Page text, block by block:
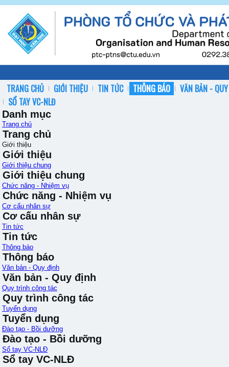
TRANG CHỦ GIỚI THIỆU TIN TỨC THÔNG BÁO
VĂN BẢN -
SỔ TAY VC-NLĐ
Danh mục
Trang chủ
Trang chủ
Giới thiệu
Giới thiệu
Giới thiệu chung
Giới thiệu chung
Chức năng - Nhiệm vụ
Chức năng - Nhiệm vụ
Cơ cấu nhân sự
Cơ cấu nhân sự
Tin tức
Tin tức
Thông báo
Thông báo
Văn bản - Quy định
Văn bản - Quy định
Quy trình công tác
Quy trình công tác
Tuyển dụng
Tuyển dụng
Đào tạo - Bồi dưỡng
Đào tạo - Bồi dưỡng
Sổ tay VC-NLĐ
Sổ tay VC-NLĐ